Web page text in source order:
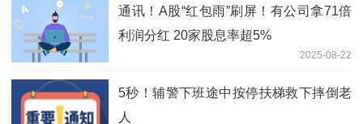
通讯！A股“红包雨”刷屏！有公司拿71倍
利润分红 20家股息率超5%
2025-08-22
5秒！辅警下班途中按停扶梯救下摔倒老
人